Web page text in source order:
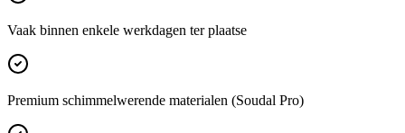
Vaak binnen enkele werkdagen ter plaatse
Premium schimmelwerende materialen (Soudal Pro)